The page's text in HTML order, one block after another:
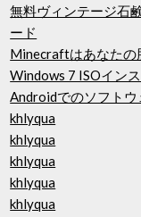
無料ヴィンテージ石
ード
Minecraftはあなたの
Windows 7 ISOイン
Androidでのソフト
khlyqua
khlyqua
khlyqua
khlyqua
khlyqua